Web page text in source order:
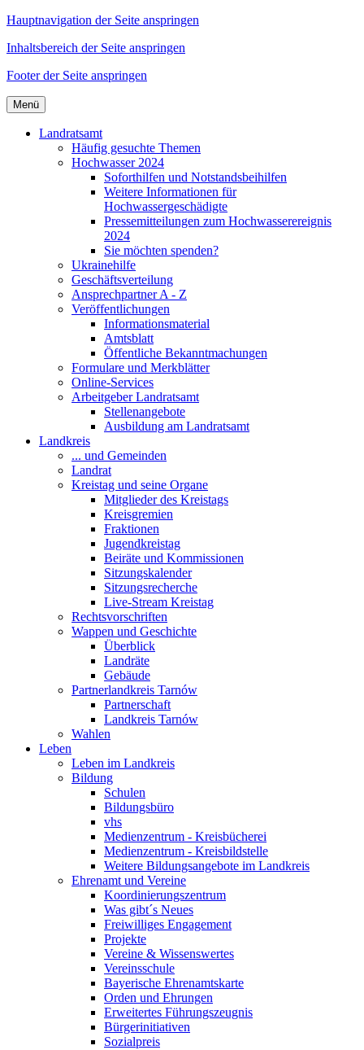
Hauptnavigation der Seite anspringen
Inhaltsbereich der Seite anspringen
Footer der Seite anspringen
Menü
Landratsamt
Häufig gesuchte Themen
Hochwasser 2024
Soforthilfen und Notstandsbeihilfen
Weitere Informationen für
Hochwassergeschädigte
Pressemitteilungen zum Hochwasserereignis
2024
Sie möchten spenden?
Ukrainehilfe
Geschäftsverteilung
Ansprechpartner A - Z
Veröffentlichungen
Informationsmaterial
Amtsblatt
Öffentliche Bekanntmachungen
Formulare und Merkblätter
Online-Services
Arbeitgeber Landratsamt
Stellenangebote
Ausbildung am Landratsamt
Landkreis
... und Gemeinden
Landrat
Kreistag und seine Organe
Mitglieder des Kreistags
Kreisgremien
Fraktionen
Jugendkreistag
Beiräte und Kommissionen
Sitzungskalender
Sitzungsrecherche
Live-Stream Kreistag
Rechtsvorschriften
Wappen und Geschichte
Überblick
Landräte
Gebäude
Partnerlandkreis Tarnów
Partnerschaft
Landkreis Tarnów
Wahlen
Leben
Leben im Landkreis
Bildung
Schulen
Bildungsbüro
vhs
Medienzentrum - Kreisbücherei
Medienzentrum - Kreisbildstelle
Weitere Bildungsangebote im Landkreis
Ehrenamt und Vereine
Koordinierungszentrum
Was gibt´s Neues
Freiwilliges Engagement
Projekte
Vereine & Wissenswertes
Vereinsschule
Bayerische Ehrenamtskarte
Orden und Ehrungen
Erweitertes Führungszeugnis
Bürgerinitiativen
Sozialpreis